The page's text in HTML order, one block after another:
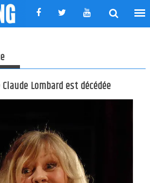
Lombard est décédée